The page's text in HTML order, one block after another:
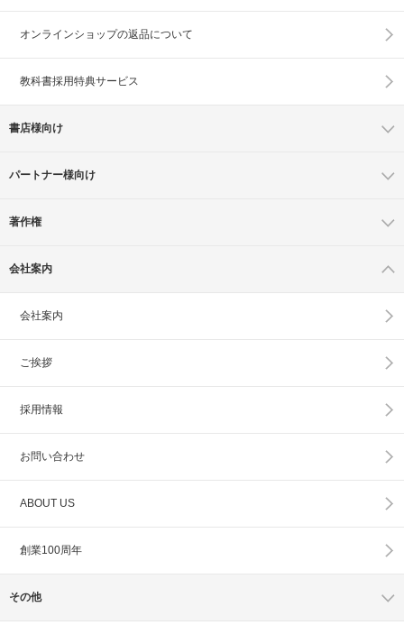
オンラインショップの返品について
教科書採用特典サービス
書店様向け
パートナー様向け
著作権
会社案内
会社案内
ご挨拶
採用情報
お問い合わせ
ABOUT US
創業100周年
その他